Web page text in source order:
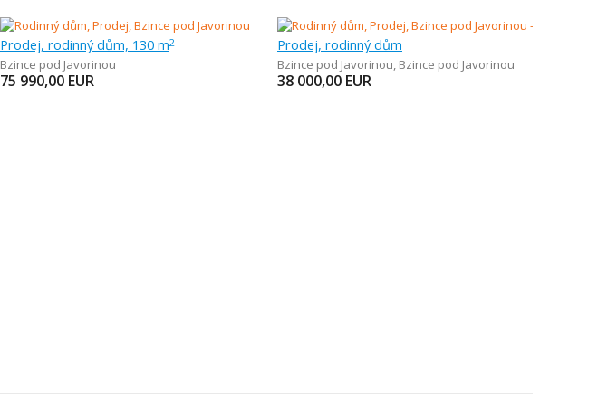
Prodej, rodinný dům, 130 m2
Bzince pod Javorinou
75 990,00 EUR
Prodej, rodinný dům
Bzince pod Javorinou, Bzince pod Javorinou
38 000,00 EUR